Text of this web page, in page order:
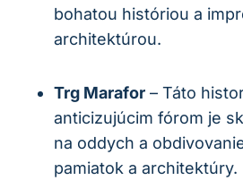
bohatou históriou a
architektúrou.
Trg Marafor – Táto
anticizujúcim fórom je
na oddych a
pamiatok a architektúry.